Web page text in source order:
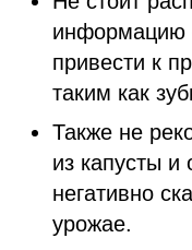
информацию
привести к
таким как
Также не
из капусты и
негативно
урожае.